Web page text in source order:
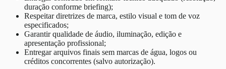
duração conforme briefing);
Respeitar diretrizes de marca, estilo visual e tom de voz
especificados;
Garantir qualidade de áudio, iluminação, edição e
apresentação profissional;
Entregar arquivos finais sem marcas de água, logos ou
créditos concorrentes (salvo autorização).